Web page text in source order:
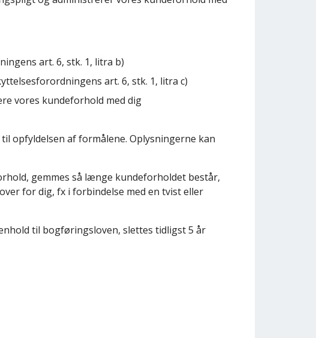
art. 6, stk. 1, litra b)
art. 6, stk. 1, litra c)
vores kundeforhold med dig
opfyldelsen af formålene. Oplysningerne kan
gemmes så længe kundeforholdet består,
for dig, fx i forbindelse med en tvist eller
til bogføringsloven, slettes tidligst 5 år